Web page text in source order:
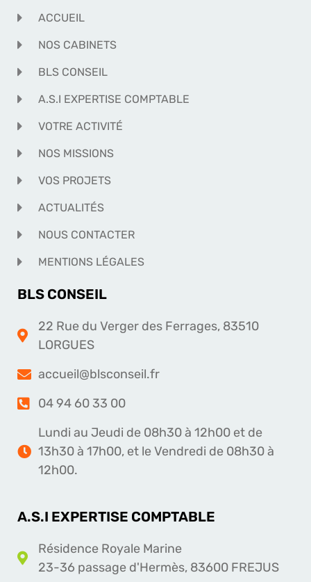
ACCUEIL
NOS CABINETS
BLS CONSEIL
A.S.I EXPERTISE COMPTABLE
VOTRE ACTIVITÉ
NOS MISSIONS
VOS PROJETS
ACTUALITÉS
NOUS CONTACTER
MENTIONS LÉGALES
BLS CONSEIL
22 Rue du Verger des Ferrages, 83510
LORGUES
accueil@blsconseil.fr
04 94 60 33 00
Lundi au Jeudi de 08h30 à 12h00 et de
13h30 à 17h00, et le Vendredi de 08h30 à
12h00.
A.S.I EXPERTISE COMPTABLE
Résidence Royale Marine
23-36 passage d'Hermès, 83600 FREJUS